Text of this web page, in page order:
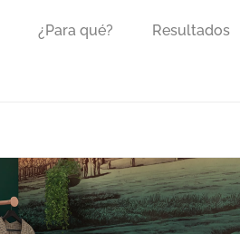
¿Para qué? Resultados